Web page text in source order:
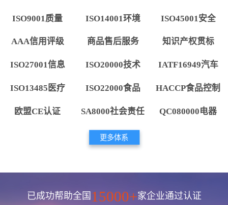
ISO9001质量 ISO14001环境 ISO45001安全
AAA信用评级 商品售后服务 知识产权贯标
ISO27001信息 ISO20000技术 IATF16949汽车
ISO13485医疗 ISO22000食品 HACCP食品控制
欧盟CE认证 SA8000社会责任 QC080000电器
更多体系
已成功帮助全国 15000+家企业通过认证